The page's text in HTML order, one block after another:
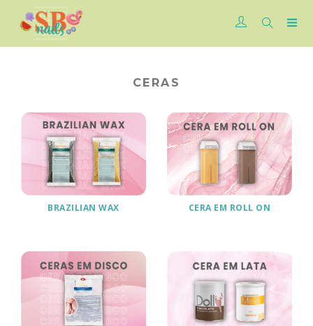
CERAS
BRAZILIAN WAX CERA EM ROLL ON